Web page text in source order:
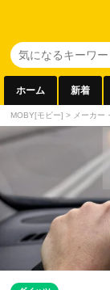
ホーム 新着
MOBY[モビー] > メーカー